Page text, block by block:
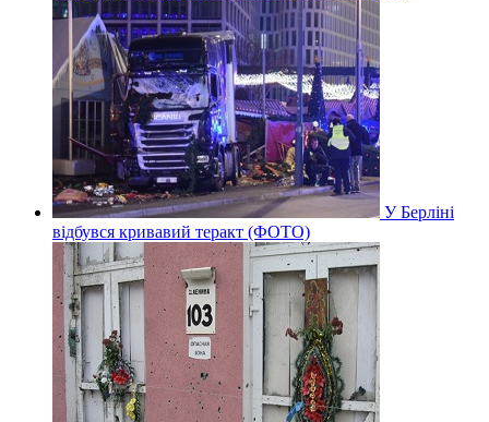
У Берліні
відбувся кривавий теракт (ФОТО)